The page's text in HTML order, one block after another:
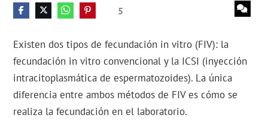
5
Existen dos tipos de fecundación in vitro (FIV): la
fecundación in vitro convencional y la ICSI (inyección
intracitoplasmática de espermatozoides). La única
diferencia entre ambos métodos de FIV es cómo se
realiza la fecundación en el laboratorio.